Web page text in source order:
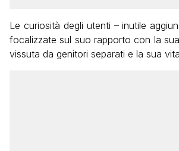
Le curiosità degli utenti – inutile
focalizzate sul suo rapporto con la
vissuta da genitori separati e la sua